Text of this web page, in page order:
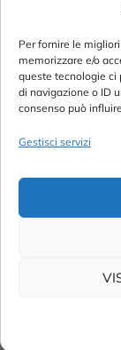
Per fornire le
memorizzare e/o
queste tecnologie
di navigazione o ID
consenso può
Gestisci servizi
Padova
Via Svizzera,
Tel:
+39 049
Telefax: +39
Email:
©